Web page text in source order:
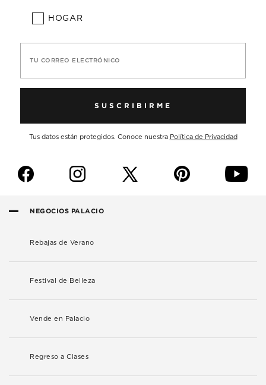
HOGAR
TU CORREO ELECTRÓNICO
SUSCRIBIRME
Tus datos están protegidos. Conoce nuestra Política de Privacidad
f i p y
NEGOCIOS PALACIO
Rebajas de Verano
Festival de Belleza
Vende en Palacio
Regreso a Clases